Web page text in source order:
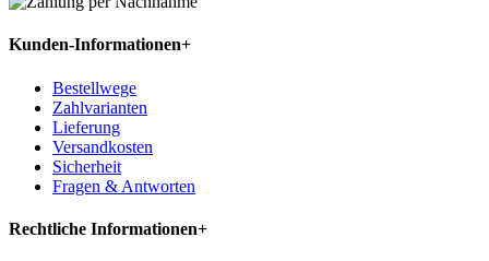
Kunden-Informationen+
Bestellwege
Zahlvarianten
Lieferung
Versandkosten
Sicherheit
Fragen & Antworten
Rechtliche Informationen+